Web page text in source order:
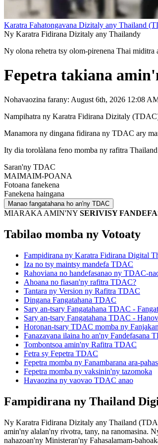
Karatra Fahatongavana Dizitaly any Thailand
Ny Karatra Fidirana Dizitaly any Thailandy
Ny olona rehetra tsy olom-pirenena Thai
Fepetra takiana
Nohavaozina farany: August 6th, 2026 12:08
Nampihatra ny Karatra Fidirana Dizitaly
Manamora ny dingana fidirana ny TDAC ary
Ity dia torolàlana feno momba ny rafitra
Saran'ny TDAC
MAIMAIM-POANA
Fotoana fanekena
Fanekena haingana
Manao fangatahana ho an'ny TDAC
MIARAKA AMIN'NY SERIVISY
Tabilao momba ny Votoaty
Fampidirana ny Karatra Fidirana Digital
Iza no tsy maintsy mandefa TDAC
Rahoviana no handefasanao ny TDAC-
Ahoana no fiasan'ny rafitra TDAC?
Tantara ny Version ny Rafitra TDAC
Dingana Fangatahana TDAC
Sary an-tsary Fangatahana TDAC -
Sary an-tsary Fangatahana TDAC -
Horonan-tsary TDAC momba ny
Fanazavana ilaina ho an'ny Fandefasana
Tombontsoa amin'ny Rafitra TDAC
Fetra sy Fepetra TDAC
Fepetra momba ny Fanambarana ara-
Fepetra momba ny vaksinin'ny tazomoka
Havaozina ny vaovao TDAC anao
Fampidirana ny Thailand
Ny Karatra Fidirana Dizitaly any Thailand
amin'ny alalan'ny rivotra, tany, na ranomasina.
nahazoan'ny Ministeran'ny Fahasalamam-